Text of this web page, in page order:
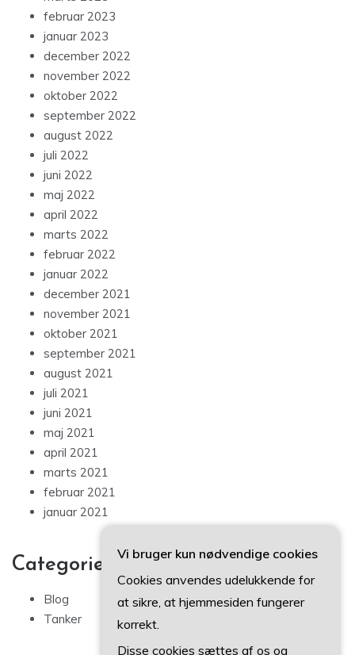
februar 2023
januar 2023
december 2022
november 2022
oktober 2022
september 2022
august 2022
juli 2022
juni 2022
maj 2022
april 2022
marts 2022
februar 2022
januar 2022
december 2021
november 2021
oktober 2021
september 2021
august 2021
juli 2021
juni 2021
maj 2021
april 2021
marts 2021
februar 2021
januar 2021
Categories
Blog
Tanker
Vi bruger kun nødvendige cookies
Cookies anvendes udelukkende for
at sikre, at hjemmesiden fungerer
korrekt.
Disse cookies sættes af os og